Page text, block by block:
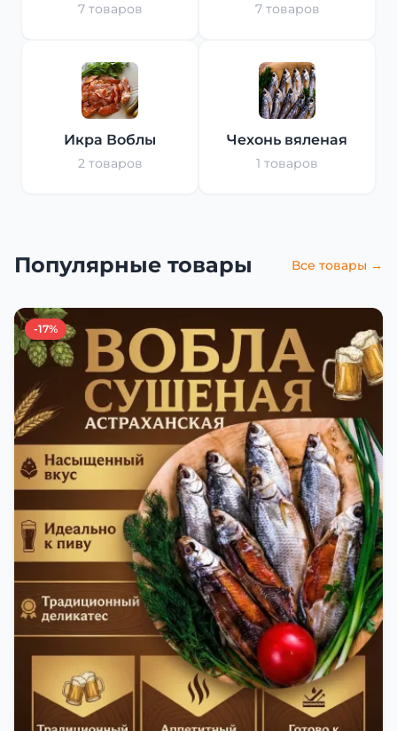
7 товаров 7 товаров
Икра Воблы
2 товаров
Чехонь вяленая
1 товаров
Популярные товары Все товары →
-17%